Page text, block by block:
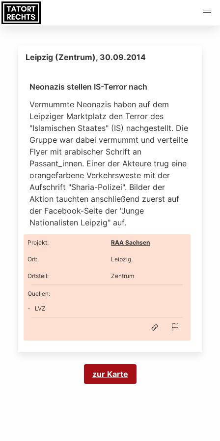
Leipzig (Zentrum), 30.09.2014
Neonazis stellen IS-Terror nach
Vermummte Neonazis haben auf dem
Leipziger Marktplatz den Terror des
"Islamischen Staates" (IS) nachgestellt. Die
Gruppe war dabei vermummt und verteilte
Flyer mit arabischer Schrift an
Passant_innen. Einer der Akteure trug eine
orangefarbene Verkehrsweste mit der
Aufschrift "Sharia-Polizei". Bilder der
Aktion tauchten anschließend zuerst auf
der Facebook-Seite der "Junge
Nationalisten Leipzig" auf.
Projekt: RAA Sachsen
Ort: Leipzig
Ortsteil: Zentrum
Quellen:
LVZ
zur Karte